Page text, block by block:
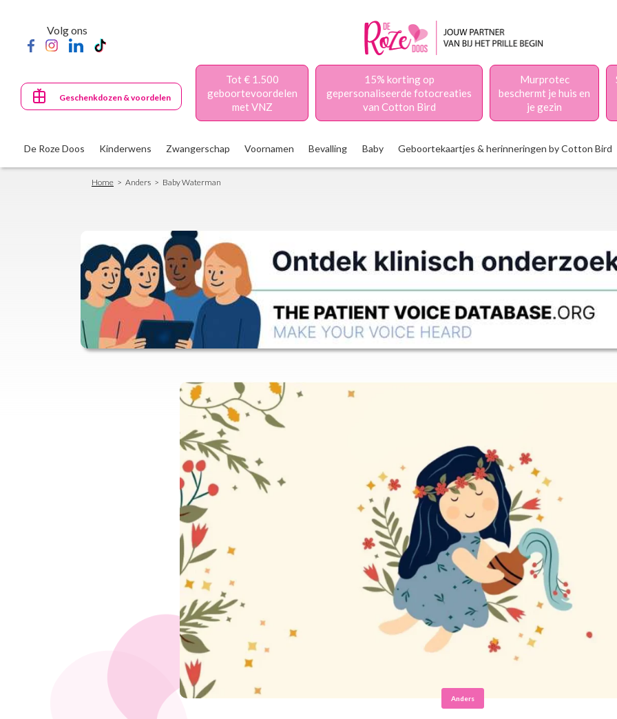
content
Volg ons
Geschenkdozen & voordelen
Tot € 1.500
geboortevoordelen
met VNZ
15% korting op
gepersonaliseerde fotocreaties
van Cotton Bird
Murprotec
beschermt je huis en
je gezin
De Roze Doos Kinderwens Zwangerschap Voornamen Bevalling Baby Geboortekaartjes & herinneringen by Cotton Bird
Breadcrumb
Home Anders Baby Waterman
Anders